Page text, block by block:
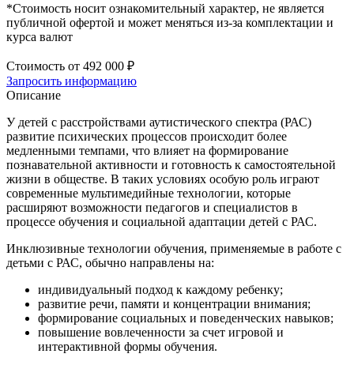
*Стоимость носит ознакомительный характер, не является
публичной офертой и может меняться из-за комплектации и
курса валют
Стоимость от 492 000 ₽
Запросить информацию
Описание
У детей с расстройствами аутистического спектра (РАС)
развитие психических процессов происходит более
медленными темпами, что влияет на формирование
познавательной активности и готовность к самостоятельной
жизни в обществе. В таких условиях особую роль играют
современные мультимедийные технологии, которые
расширяют возможности педагогов и специалистов в
процессе обучения и социальной адаптации детей с РАС.
Инклюзивные технологии обучения, применяемые в работе с
детьми с РАС, обычно направлены на:
индивидуальный подход к каждому ребенку;
развитие речи, памяти и концентрации внимания;
формирование социальных и поведенческих навыков;
повышение вовлеченности за счет игровой и
интерактивной формы обучения.